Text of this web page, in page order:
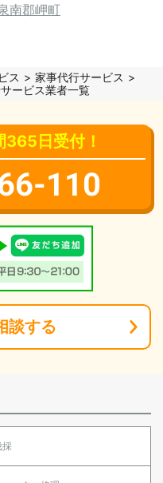
南郡岬町
ス
家事代行サービス
ービス業者一覧
日受付！
110
談する
採